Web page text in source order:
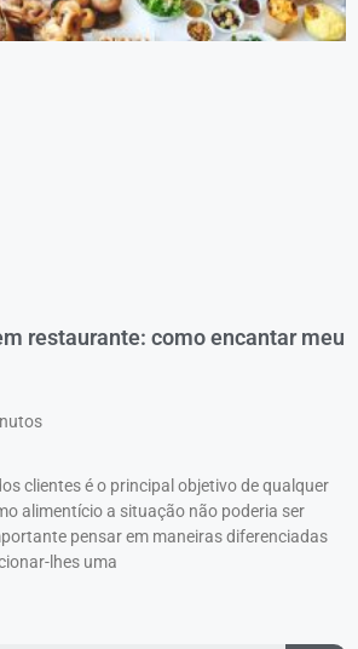
restaurante: como encantar meu
clientes é o principal objetivo de qualquer
alimentício a situação não poderia ser
pensar em maneiras diferenciadas
lhes uma